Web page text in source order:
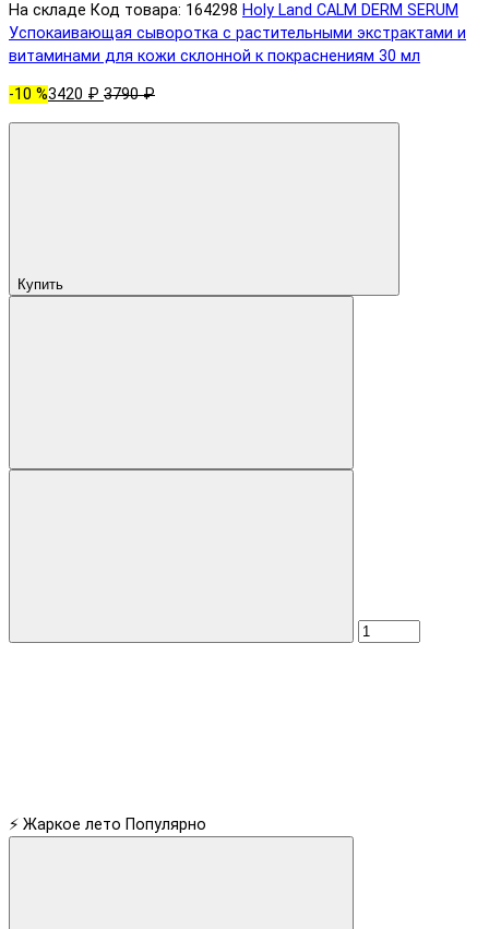
На складе Код товара: 164298 Holy Land CALM DERM SERUM
Успокаивающая сыворотка с растительными экстрактами и
витаминами для кожи склонной к покраснениям 30 мл
-10 %3420 ₽ 3790 ₽
Купить
⚡ Жаркое лето Популярно